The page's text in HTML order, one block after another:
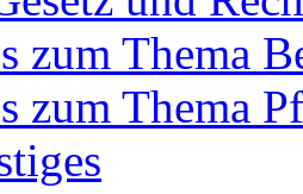
zum Thema
zum Thema